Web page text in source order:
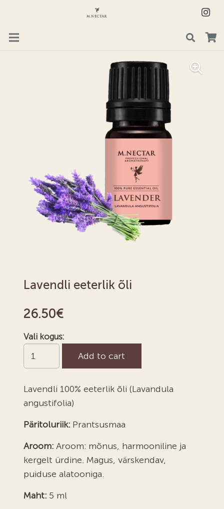
Lavendli eeterlik õli
26.50€
Vali kogus:
eeterlik
quantity
Add to cart
Lavendli 100% eeterlik õli (Lavandula
angustifolia)
Päritoluriik: Prantsusmaa
Aroom: Aroom: mõnus, harmooniline ja
kergelt ürdine. Magus, värskendav,
puiduse alatooniga.
Maht: 5 ml